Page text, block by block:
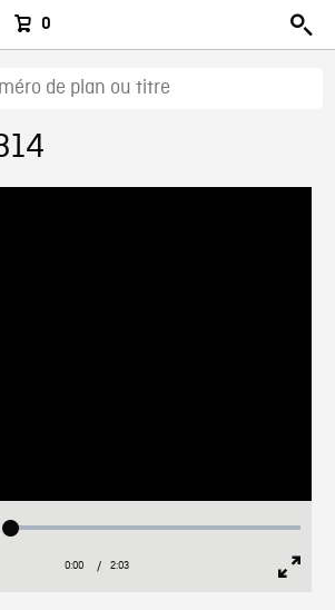
0
Loaded:
Current
0:00 / Duration
2:03